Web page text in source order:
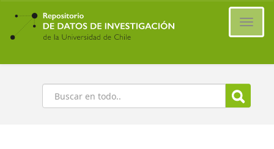
Ir
contenido
principal
Buscar